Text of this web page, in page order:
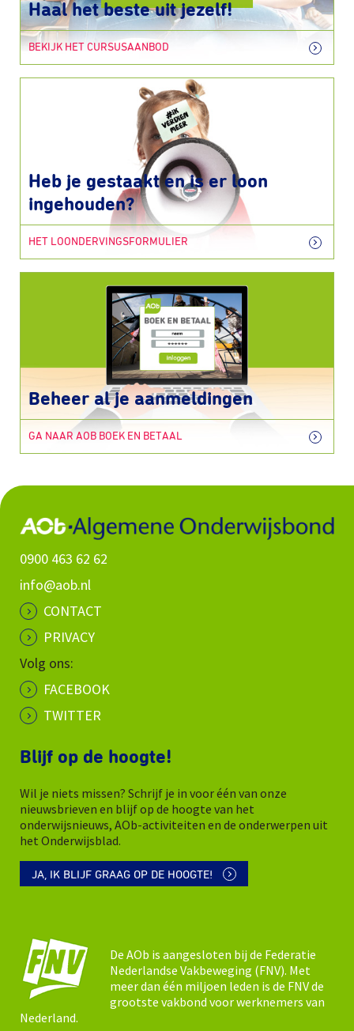
Haal het beste uit jezelf!
BEKIJK HET CURSUSAANBOD
Heb je gestaakt en is er loon
ingehouden?
HET LOONDERVINGSFORMULIER
Beheer al je aanmeldingen
GA NAAR AOB BOEK EN BETAAL
0900 463 62 62
info@aob.nl
CONTACT
PRIVACY
Volg ons:
FACEBOOK
TWITTER
Blijf op de hoogte!
Wil je niets missen? Schrijf je in voor één van onze
nieuwsbrieven en blijf op de hoogte van het
onderwijsnieuws, AOb-activiteiten en de onderwerpen uit
het Onderwijsblad.
JA, IK BLIJF GRAAG OP DE HOOGTE!
De AOb is aangesloten bij de Federatie
Nederlandse Vakbeweging (FNV). Met
meer dan één miljoen leden is de FNV de
grootste vakbond voor werknemers van
Nederland.